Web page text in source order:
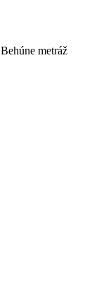
Behúne metráž